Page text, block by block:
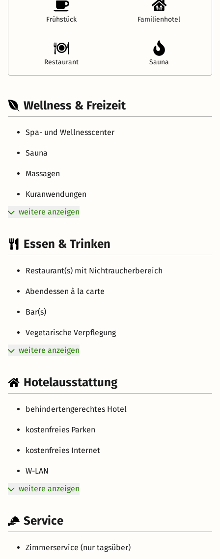
Frühstück Familienhotel
Restaurant Sauna
Wellness & Freizeit
Spa- und Wellnesscenter
Sauna
Massagen
Kuranwendungen
weitere anzeigen
Essen & Trinken
Restaurant(s) mit Nichtraucherbereich
Abendessen à la carte
Bar(s)
Vegetarische Verpflegung
weitere anzeigen
Hotelausstattung
behindertengerechtes Hotel
kostenfreies Parken
kostenfreies Internet
W-LAN
weitere anzeigen
Service
Zimmerservice (nur tagsüber)